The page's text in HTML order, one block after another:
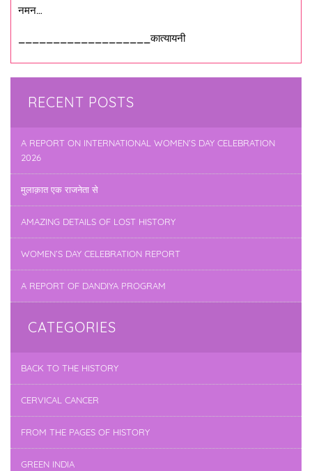
नमन…
___________________कात्यायनी
RECENT POSTS
A REPORT ON INTERNATIONAL WOMEN’S DAY CELEBRATION
2026
मुलाक़ात एक राजनेता से
AMAZING DETAILS OF LOST HISTORY
WOMEN’S DAY CELEBRATION REPORT
A REPORT OF DANDIYA PROGRAM
CATEGORIES
BACK TO THE HISTORY
CERVICAL CANCER
FROM THE PAGES OF HISTORY
GREEN INDIA